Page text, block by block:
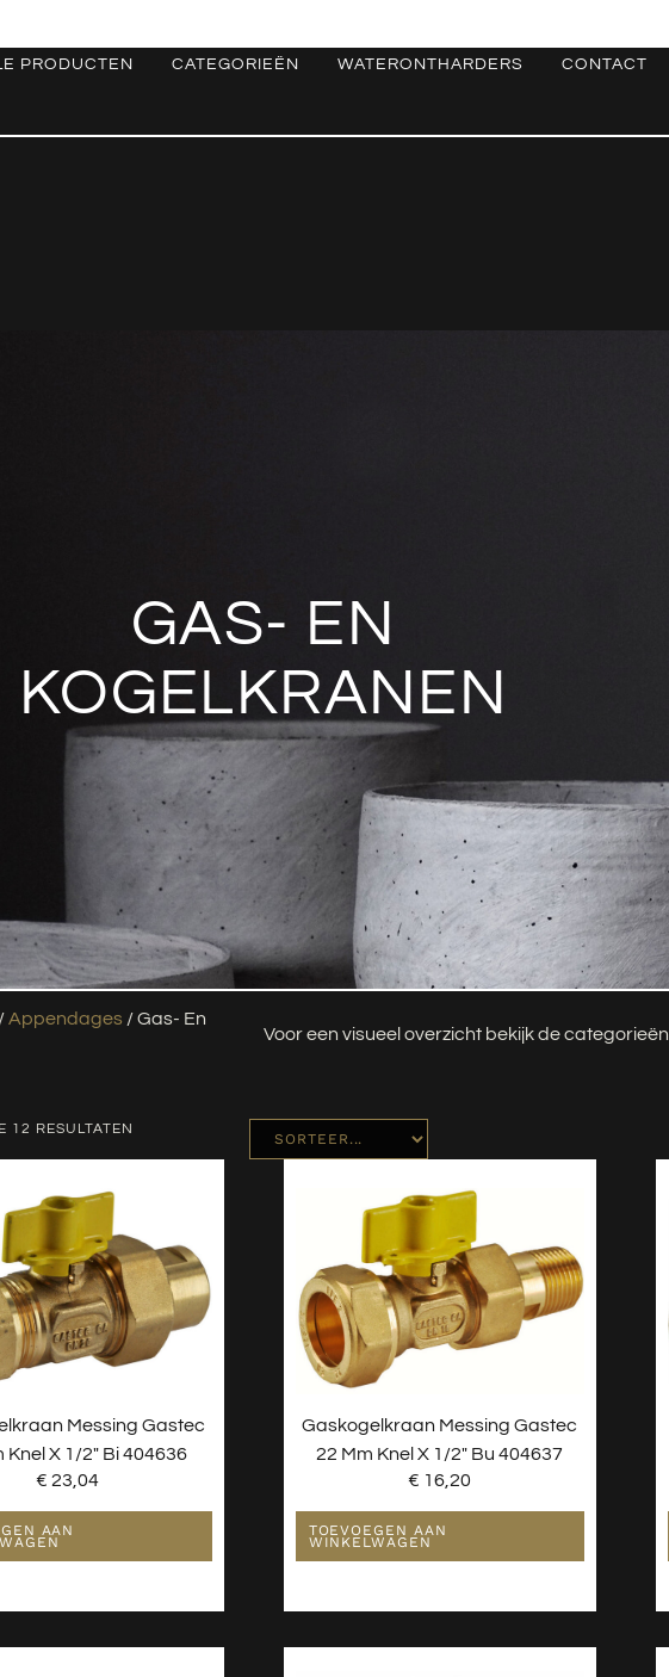
PRODUCTEN CATEGORIEËN WATERONTHARDERS CONTACT
GAS- EN
KOGELKRANEN
/Appendages / Gas- En
Voor een visueel overzicht bekijk de categorieën
12 RESULTATEN
Messing Gastec
Knel X 1/2″ Bi 404636
€ 23,04
AAN
Gaskogelkraan Messing Gastec
22 Mm Knel X 1/2″ Bu 404637
€ 16,20
TOEVOEGEN AAN
WINKELWAGEN